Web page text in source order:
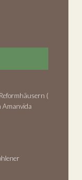
(
Amanvida